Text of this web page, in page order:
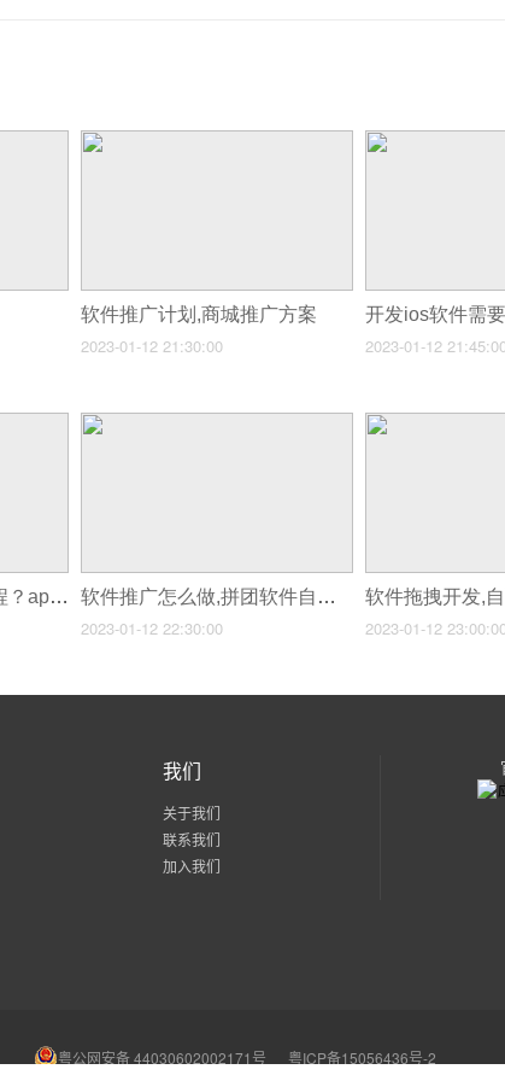
软件推广计划,商城推广方案
2023-01-12 21:30:00 2023-01-12
手机软件开发有哪些流程？app应用开发过程 软件推广怎么做,拼团软件自己怎么做
2023-01-12 22:30:00 2023-01-12
我们
关于我们
联系我们
加入我们
粤公网安备 44030602002171号 粤ICP备15056436号-2